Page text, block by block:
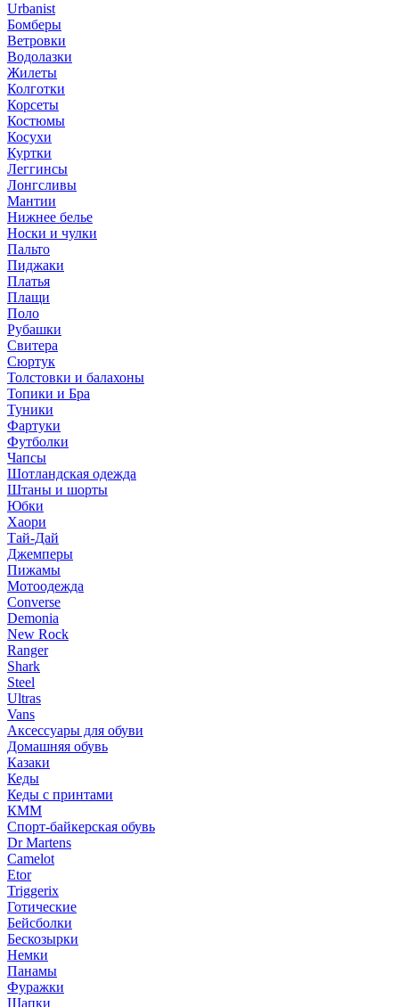
Urbanist
Бомберы
Ветровки
Водолазки
Жилеты
Колготки
Корсеты
Костюмы
Косухи
Куртки
Леггинсы
Лонгсливы
Мантии
Нижнее белье
Носки и чулки
Пальто
Пиджаки
Платья
Плащи
Поло
Рубашки
Свитера
Сюртук
Толстовки и балахоны
Топики и Бра
Туники
Фартуки
Футболки
Чапсы
Шотландская одежда
Штаны и шорты
Юбки
Хаори
Тай-Дай
Джемперы
Пижамы
Мотоодежда
Converse
Demonia
New Rock
Ranger
Shark
Steel
Ultras
Vans
Аксессуары для обуви
Домашняя обувь
Казаки
Кеды
Кеды с принтами
КММ
Спорт-байкерская обувь
Dr Martens
Camelot
Etor
Triggerix
Готические
Бейсболки
Бескозырки
Немки
Панамы
Фуражки
Шапки